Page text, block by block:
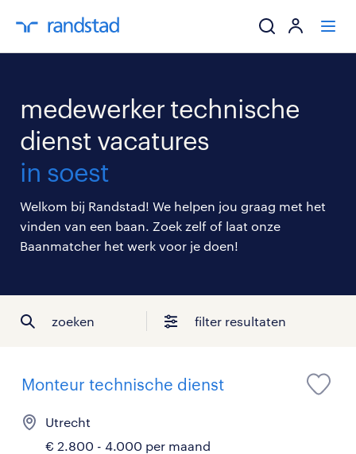
ik zoek een
over randstad
medewerker technische
dienst vacatures
in soest
Welkom bij Randstad! We helpen jou graag met het
vinden van een baan. Zoek zelf of laat onze
Baanmatcher het werk voor je doen!
zoeken filter resultaten
Monteur technische dienst
Utrecht
€ 2.800 - 4.000 per maand